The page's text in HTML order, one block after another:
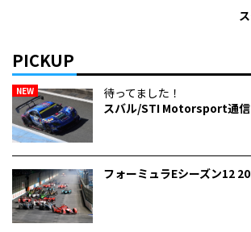
PICKUP
NEW
待ってました！
スバル/STI Motorsport通信
フォーミュラEシーズン12